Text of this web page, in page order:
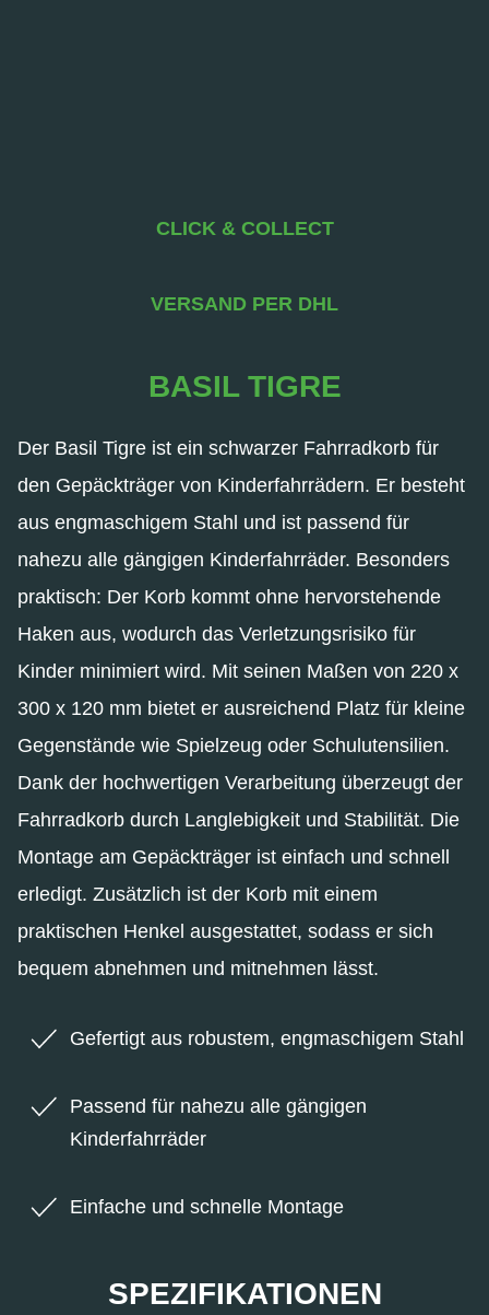
CLICK & COLLECT
VERSAND PER DHL
BASIL TIGRE
Der Basil Tigre ist ein schwarzer Fahrradkorb für
den Gepäckträger von Kinderfahrrädern. Er besteht
aus engmaschigem Stahl und ist passend für
nahezu alle gängigen Kinderfahrräder. Besonders
praktisch: Der Korb kommt ohne hervorstehende
Haken aus, wodurch das Verletzungsrisiko für
Kinder minimiert wird. Mit seinen Maßen von 220 x
300 x 120 mm bietet er ausreichend Platz für kleine
Gegenstände wie Spielzeug oder Schulutensilien.
Dank der hochwertigen Verarbeitung überzeugt der
Fahrradkorb durch Langlebigkeit und Stabilität. Die
Montage am Gepäckträger ist einfach und schnell
erledigt. Zusätzlich ist der Korb mit einem
praktischen Henkel ausgestattet, sodass er sich
bequem abnehmen und mitnehmen lässt.
Gefertigt aus robustem, engmaschigem Stahl
Passend für nahezu alle gängigen
Kinderfahrräder
Einfache und schnelle Montage
SPEZIFIKATIONEN